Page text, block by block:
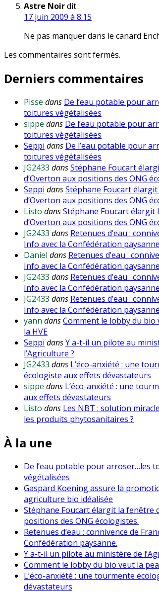
Astre Noirdit :
17 juin 2009 à 8:15
Ne pas manquer dans le canard
Les commentaires sont fermés.
Derniers commentaires
Pisse dans De l’eau potable pour
toitures végétalisées
sippe dans De l’eau potable pour
toitures végétalisées
Seppi dans De l’eau potable pour
toitures végétalisées
JG2433 dansStéphane Foucart
d’Overton aux positions des ONG
Seppi dansStéphane Foucart
d’Overton aux positions des ONG
Listo dansStéphane Foucart élargit
d’Overton aux positions des ONG
JG2433 dans Retenues d’eau :
Info avec la Confédération
Daniel dans Retenues d’eau :
Info avec la Confédération
JG2433 dans Retenues d’eau :
Info avec la Confédération
JG2433 dans Retenues d’eau :
Info avec la Confédération
yann dansComment le lobby du bio
la HVE
Seppi dansY a-t-il un pilote au
l’Agriculture ?
JG2433 dans L’éco-anxiété : une
écologiste aux effets dévastateurs
sippe dans L’éco-anxiété : une
aux effets dévastateurs
Listo dans Les NBT : solution
les produits phytosanitaires ?
À la une
De l’eau potable pour arroser…les
végétalisées
Gaspard Koening assure la
agriculture bio idéalisée
Stéphane Foucart élargit la fenêtre
positions des ONG écologistes.
Retenues d’eau : connivence de
Confédération paysanne.
Y a-t-il un pilote au ministère de
Comment le lobby du bio veut la
L’éco-anxiété : une tourmente
dévastateurs